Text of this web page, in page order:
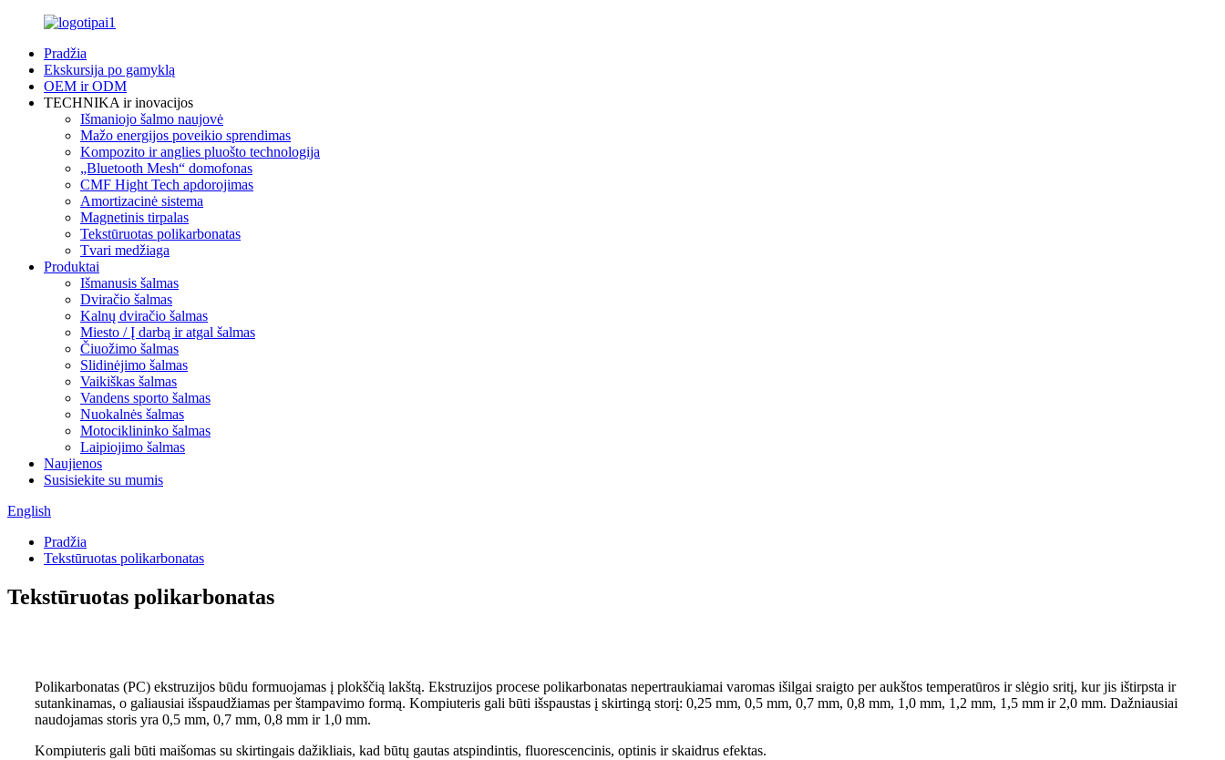
Pradžia
Ekskursija po gamyklą
OEM ir ODM
TECHNIKA ir inovacijos
Išmaniojo šalmo naujovė
Mažo energijos poveikio sprendimas
Kompozito ir anglies pluošto technologija
„Bluetooth Mesh“ domofonas
CMF Hight Tech apdorojimas
Amortizacinė sistema
Magnetinis tirpalas
Tekstūruotas polikarbonatas
Tvari medžiaga
Produktai
Išmanusis šalmas
Dviračio šalmas
Kalnų dviračio šalmas
Miesto / Į darbą ir atgal šalmas
Čiuožimo šalmas
Slidinėjimo šalmas
Vaikiškas šalmas
Vandens sporto šalmas
Nuokalnės šalmas
Motociklininko šalmas
Laipiojimo šalmas
Naujienos
Susisiekite su mumis
English
Pradžia
Tekstūruotas polikarbonatas
Tekstūruotas polikarbonatas
Polikarbonatas (PC) ekstruzijos būdu formuojamas į plokščią lakštą. Ekstruzijos procese polikarbonatas nepertraukiamai varomas išilgai sraigto per aukštos temperatūros ir slėgio sritį, kur jis ištirpsta ir
sutankinamas, o galiausiai išspaudžiamas per štampavimo formą. Kompiuteris gali būti išspaustas į skirtingą storį: 0,25 mm, 0,5 mm, 0,7 mm, 0,8 mm, 1,0 mm, 1,2 mm, 1,5 mm ir 2,0 mm. Dažniausiai
naudojamas storis yra 0,5 mm, 0,7 mm, 0,8 mm ir 1,0 mm.
Kompiuteris gali būti maišomas su skirtingais dažikliais, kad būtų gautas atspindintis, fluorescencinis, optinis ir skaidrus efektas.